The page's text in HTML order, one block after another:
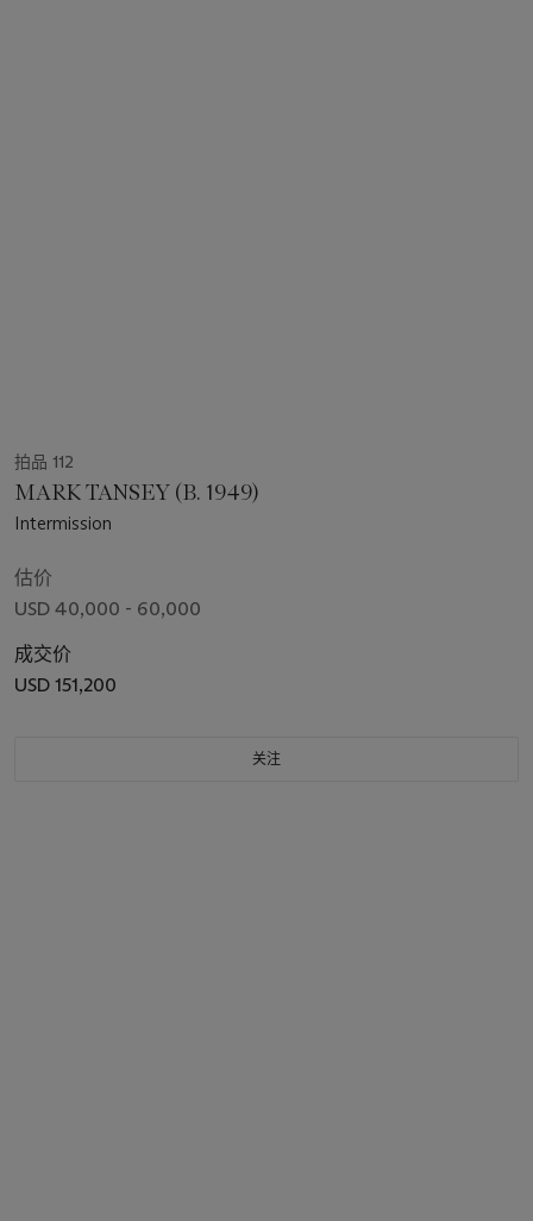
拍品 112
MARK TANSEY (B. 1949)
Intermission
估价
USD 40,000 - 60,000
成交价
USD 151,200
关注